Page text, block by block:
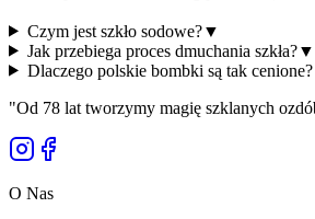
Czym jest szkło sodowe?▼
Jak przebiega proces dmuchania szkła?▼
Dlaczego polskie bombki są tak cenione?
"Od 78 lat tworzymy magię szklanych
O Nas